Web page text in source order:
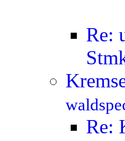
Re:
Re: